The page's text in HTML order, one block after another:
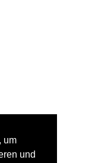
um
und